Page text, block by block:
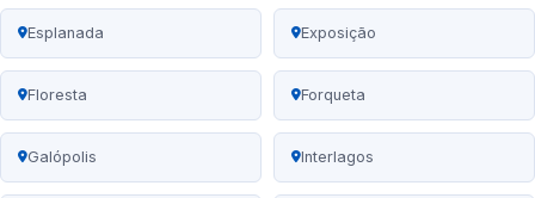
Esplanada Exposição
Floresta Forqueta
Galópolis Interlagos